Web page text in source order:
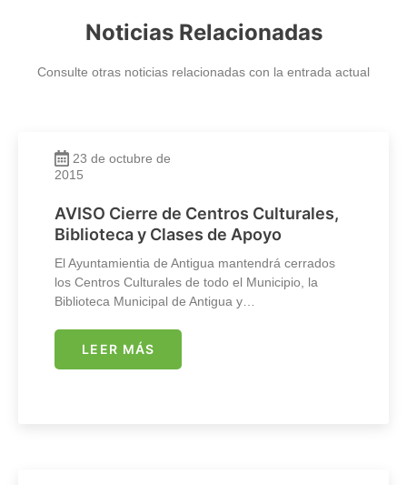
Noticias Relacionadas
Consulte otras noticias relacionadas con la entrada actual
23 de octubre de
2015
AVISO Cierre de Centros Culturales,
Biblioteca y Clases de Apoyo
El Ayuntamientia de Antigua mantendrá cerrados
los Centros Culturales de todo el Municipio, la
Biblioteca Municipal de Antigua y…
LEER MÁS